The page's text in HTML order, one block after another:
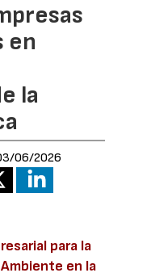
en
la
06/2026
para la
en la